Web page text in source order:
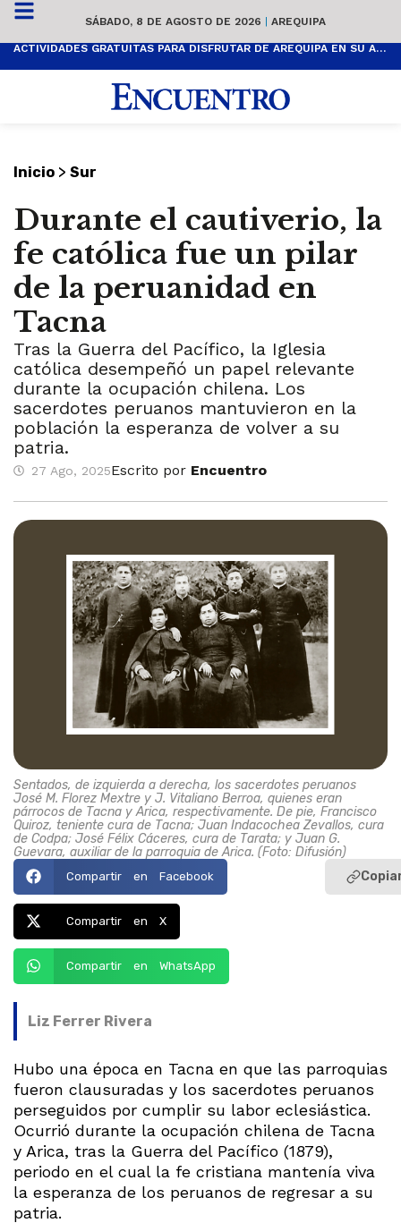
SÁBADO, 8 DE AGOSTO DE 2026 | AREQUIPA
ACTIVIDADES GRATUITAS PARA DISFRUTAR DE AREQUIPA EN SU ANIVERSARIO
Inicio > Sur
Durante el cautiverio, la
fe católica fue un pilar
de la peruanidad en
Tacna
Tras la Guerra del Pacífico, la Iglesia
católica desempeñó un papel relevante
durante la ocupación chilena. Los
sacerdotes peruanos mantuvieron en la
población la esperanza de volver a su
patria.
27 Ago, 2025Escrito por Encuentro
Sentados, de izquierda a derecha, los sacerdotes peruanos
José M. Florez Mextre y J. Vitaliano Berroa, quienes eran
párrocos de Tacna y Arica, respectivamente. De pie, Francisco
Quiroz, teniente cura de Tacna; Juan Indacochea Zevallos, cura
de Codpa; José Félix Cáceres, cura de Tarata; y Juan G.
Guevara, auxiliar de la parroquia de Arica. (Foto: Difusión)
Compartir en Facebook
Compartir en X
Compartir en WhatsApp
Liz Ferrer Rivera
Hubo una época en Tacna en que las parroquias
fueron clausuradas y los sacerdotes peruanos
perseguidos por cumplir su labor eclesiástica.
Ocurrió durante la ocupación chilena de Tacna
y Arica, tras la Guerra del Pacífico (1879),
periodo en el cual la fe cristiana mantenía viva
la esperanza de los peruanos de regresar a su
patria.